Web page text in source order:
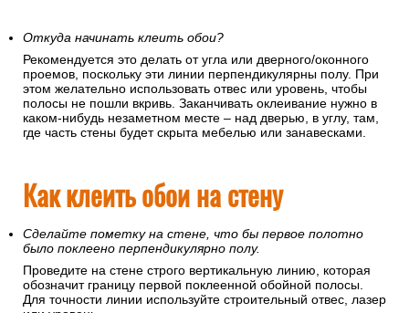
Откуда начинать клеить обои?
Рекомендуется это делать от угла или дверного/оконного
проемов, поскольку эти линии перпендикулярны полу. При
этом желательно использовать отвес или уровень, чтобы
полосы не пошли вкривь. Заканчивать оклеивание нужно в
каком-нибудь незаметном месте – над дверью, в углу, там,
где часть стены будет скрыта мебелью или занавесками.
Как клеить обои на стену
Сделайте пометку на стене, что бы первое полотно
было поклеено перпендикулярно полу.
Проведите на стене строго вертикальную линию, которая
обозначит границу первой поклеенной обойной полосы.
Для точности линии используйте строительный отвес, лазер